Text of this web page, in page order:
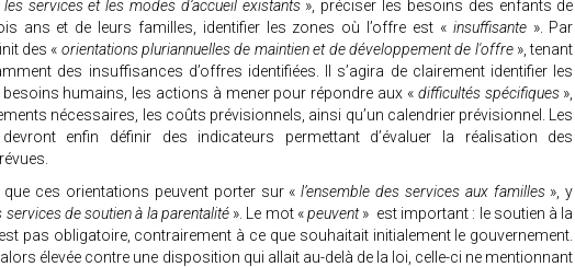
services et les modes d’accueil existants », préciser les besoins des enfants de
ans et de leurs familles, identifier les zones où l’offre est « insuffisante ». Par
des « orientations pluriannuelles de maintien et de développement de l'offre», tenant
des insuffisances d’offres identifiées. Il s’agira de clairement identifier les
humains, les actions à mener pour répondre aux «difficultés spécifiques»,
nécessaires, les coûts prévisionnels, ainsi qu’un calendrier prévisionnel. Les
enfin définir des indicateurs permettant d’évaluer la réalisation des
que ces orientations peuvent porter sur «l’ensemble des services aux familles», y
services de soutien à la parentalité». Le mot «peuvent» est important : le soutien à la
pas obligatoire, contrairement à ce que souhaitait initialement le gouvernement.
alors élevée contre une disposition qui allait au-delà de la loi, celle-ci ne mentionnant